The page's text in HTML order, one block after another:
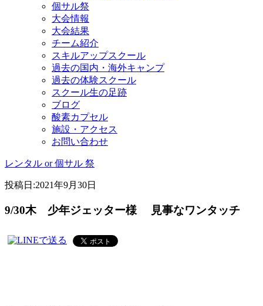
個サル祭
大会情報
大会結果
チーム紹介
スキルアップスクール
過去の国内・海外キャンプ
過去の体験スクール
スクール生の足跡
ブログ
酸素カプセル
施設・アクセス
お問い合わせ
レンタル or 個サル 祭
投稿日:2021年9月30日
9/30木 少年ジェッター様 見事なワンタッチ